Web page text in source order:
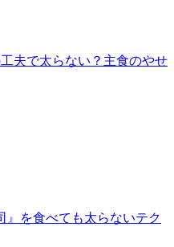
夫で太らない？主食のやせ
』を食べても太らないテク